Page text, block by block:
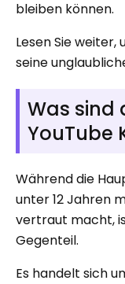
bleiben können.
Lesen Sie weiter,
seine
Was sind
YouTube
Während die
unter 12 Jahren
vertraut macht,
Gegenteil.
Es handelt sich